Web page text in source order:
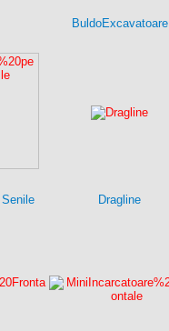
BuldoExcavatoare
Dragline